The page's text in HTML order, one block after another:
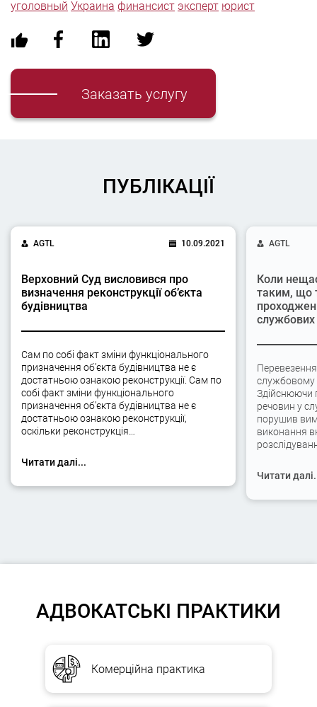
уголовный Украина финансист эксперт юрист
Заказать услугу
ПУБЛІКАЦІЇ
AGTL 10.09.2021
Верховний Суд висловився про
визначення реконструкції об’єкта
будівництва
Сам по собі факт зміни функціонального
призначення об’єкта будівництва не є
достатньою ознакою реконструкції. Сам по
собі факт зміни функціонального
призначення об’єкта будівництва не є
достатньою ознакою реконструкції,
оскільки реконструкція…
Читати далі...
AGTL
Коли
таким, що
службових
службовому
Здійснюючи
речовин у
порушив
виконання
Читати
АДВОКАТСЬКІ ПРАКТИКИ
Комерційна практика